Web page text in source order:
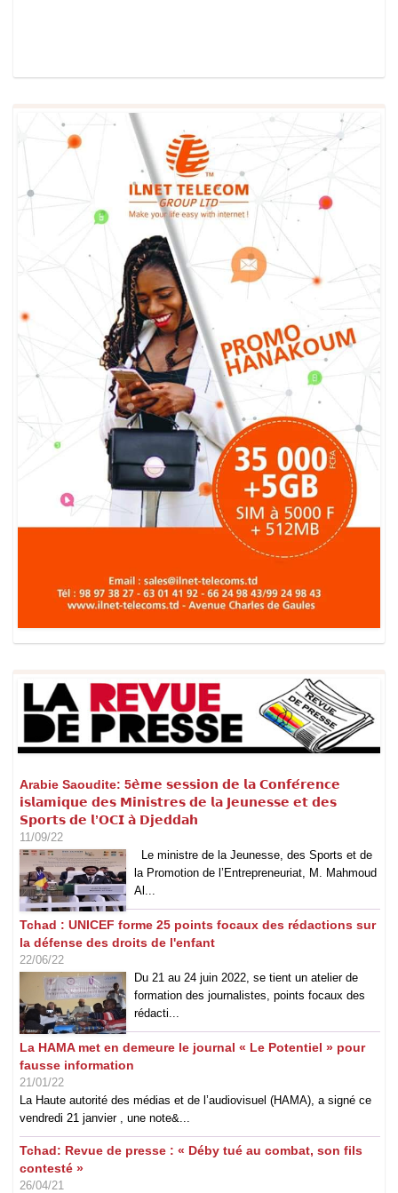
Arabie Saoudite: 5𝗲̀𝗺𝗲 𝘀𝗲𝘀𝘀𝗶𝗼𝗻 𝗱𝗲 𝗹𝗮 𝗖𝗼𝗻𝗳𝗲́𝗿𝗲𝗻𝗰𝗲
𝗶𝘀𝗹𝗮𝗺𝗶𝗾𝘂𝗲 𝗱𝗲𝘀 𝗠𝗶𝗻𝗶𝘀𝘁𝗿𝗲𝘀 𝗱𝗲 𝗹𝗮 𝗝𝗲𝘂𝗻𝗲𝘀𝘀𝗲 𝗲𝘁 𝗱𝗲𝘀
𝗦𝗽𝗼𝗿𝘁𝘀 𝗱𝗲 𝗹’𝗢𝗖𝗜 𝗮̀ 𝗗𝗷𝗲𝗱𝗱𝗮𝗵
11/09/22
Le ministre de la Jeunesse, des Sports et de
la Promotion de l’Entrepreneuriat, M. Mahmoud
Al...
Tchad : UNICEF forme 25 points focaux des rédactions sur
la défense des droits de l'enfant
22/06/22
Du 21 au 24 juin 2022, se tient un atelier de
formation des journalistes, points focaux des
rédacti...
La HAMA met en demeure le journal « Le Potentiel » pour
fausse information
21/01/22
La Haute autorité des médias et de l’audiovisuel (HAMA), a signé ce
vendredi 21 janvier , une note&...
Tchad: Revue de presse : « Déby tué au combat, son fils
contesté »
26/04/21